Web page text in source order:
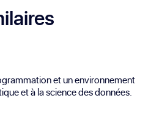
et un environnement
et à la science des données.